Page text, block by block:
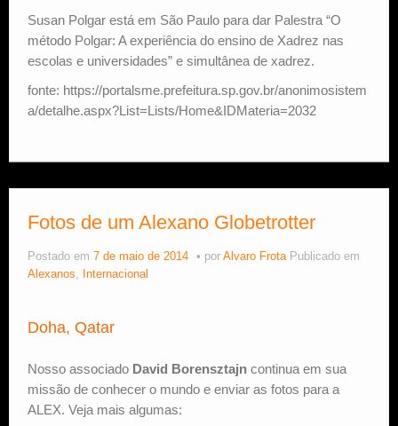
Susan Polgar está em São Paulo para dar Palestra “O
método Polgar: A experiência do ensino de Xadrez nas
escolas e universidades” e simultânea de xadrez.
fonte: https://portalsme.prefeitura.sp.gov.br/anonimosistem
a/detalhe.aspx?List=Lists/Home&IDMateria=2032
Fotos de um Alexano Globetrotter
Postado em 7 de maio de 2014 por Alvaro Frota Publicado em
Alexanos, Internacional
Doha, Qatar
Nosso associado David Borensztajn continua em sua
missão de conhecer o mundo e enviar as fotos para a
ALEX. Veja mais algumas: